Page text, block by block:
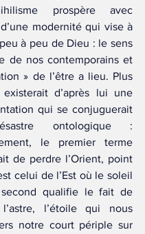
prospère avec
modernité qui vise à
à peu de Dieu : le sens
de nos contemporains et
» de l’être a lieu. Plus
d’après lui une
qui se conjuguerait
ontologique :
le premier terme
de perdre l’Orient, point
celui de l’Est où le soleil
qualifie le fait de
l’étoile qui nous
notre court périple sur